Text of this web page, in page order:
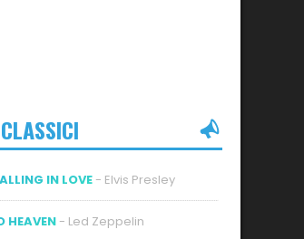
IN LOVE - Elvis Presley
HEAVEN - Led Zeppelin